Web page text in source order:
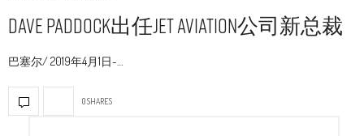
Dave Paddock出任Jet Aviation公司新总裁
巴塞尔/ 2019年4月1日-…
0 SHARES